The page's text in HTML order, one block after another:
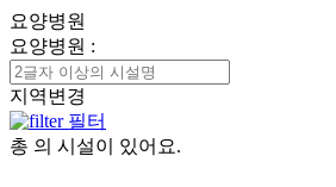
요양병원
요양병원 :
지역변경
필터
총 의 시설이 있어요.